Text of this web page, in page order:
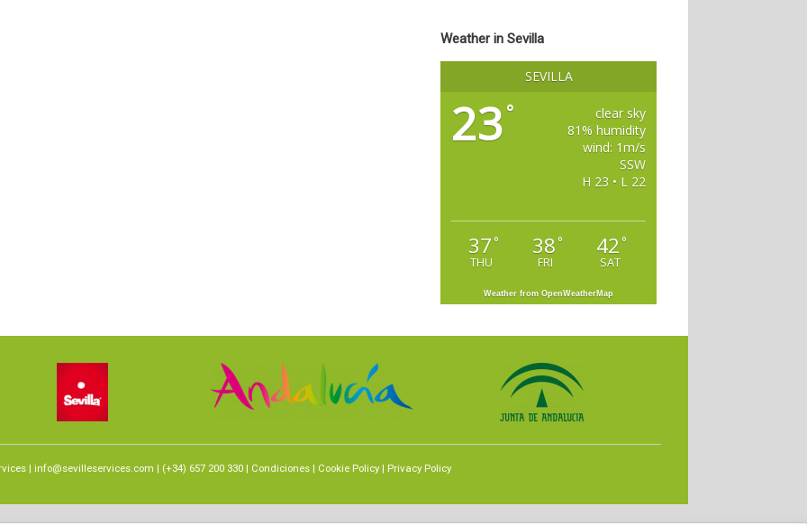
Weather in Sevilla
SEVILLA
23°
clear sky
81% humidity
wind: 1m/s
SSW
H 23 • L 22
37 °
THU
38 °
FRI
42 °
SAT
Weather from OpenWeatherMap
| info@sevilleservices.com | (+34) 657 200 330 | Condiciones| Cookie Policy| Privacy Policy